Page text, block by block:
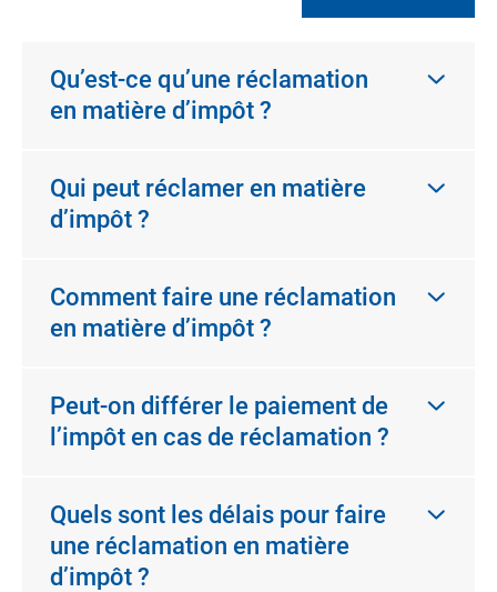
Qu’est-ce qu’une réclamation
en matière d’impôt ?
Qui peut réclamer en matière
d’impôt ?
Comment faire une réclamation
en matière d’impôt ?
Peut-on différer le paiement de
l’impôt en cas de réclamation ?
Quels sont les délais pour faire
une réclamation en matière
d’impôt ?